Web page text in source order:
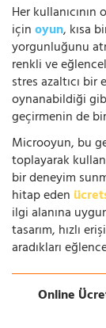
Her
içinoyun, kısa
yorgunluğunu
renkli ve
stres azaltıcı
oynanabildiği
geçirmenin de
Microoyun, bu
toplayarak
bir deneyim
hitap eden
ilgi alanına
tasarım, hızlı
aradıkları
Online